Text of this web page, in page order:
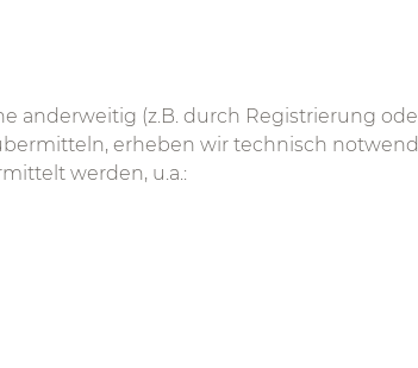
anderweitig (z.B. durch Registrierung
erheben wir technisch
werden, u.a.: